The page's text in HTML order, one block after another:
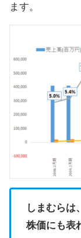
ます。
しまむらは
株価にも表